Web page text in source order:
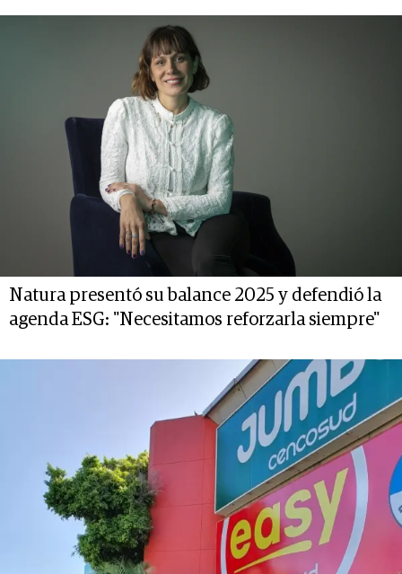
Natura presentó su balance 2025 y defendió la
agenda ESG: "Necesitamos reforzarla siempre"